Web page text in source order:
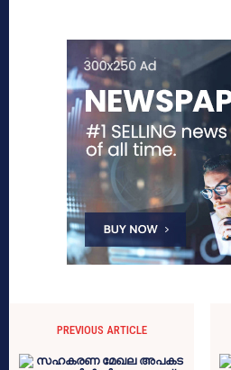
PREVIOUS ARTICLE